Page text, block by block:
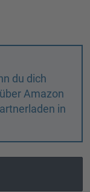
du dich
Amazon
in